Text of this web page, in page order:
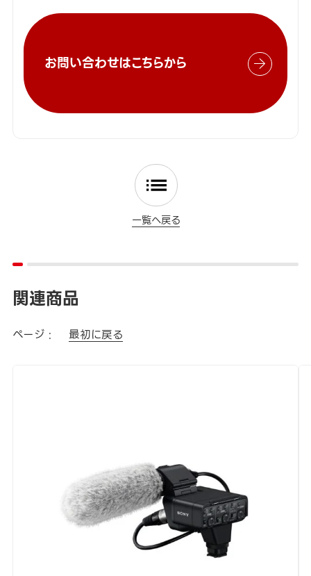
お問い合わせはこちらから
一覧へ戻る
関連商品
ページ : 最初に戻る